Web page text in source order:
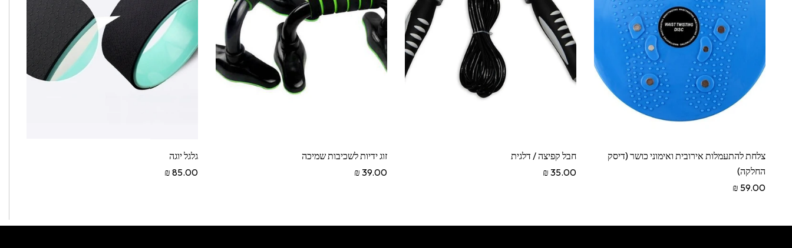
צלחת להתעמלות אירובית ואימוני כושר (דיסק
החלקה)
59.00 ₪
חבל קפיצה / דלגית
35.00 ₪
זוג ידיות לשכיבות שמיכה
39.00 ₪
גלגל יוגה
85.00 ₪